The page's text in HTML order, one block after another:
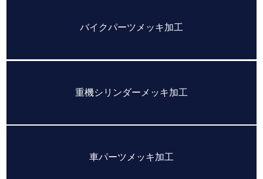
バイクパーツメッキ加工
重機シリンダーメッキ加工
車パーツメッキ加工